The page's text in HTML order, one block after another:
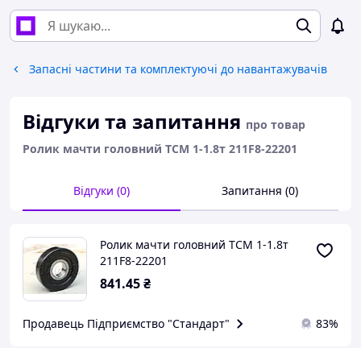
Запасні частини та комплектуючі до навантажувачів
Відгуки та запитання про товар
Ролик мачти головний TCM 1-1.8т 211F8-22201
Відгуки (0) Запитання (0)
Ролик мачти головний TCM 1-1.8т
211F8-22201
841.45₴
Продавець Підприємство "Стандарт" 83%